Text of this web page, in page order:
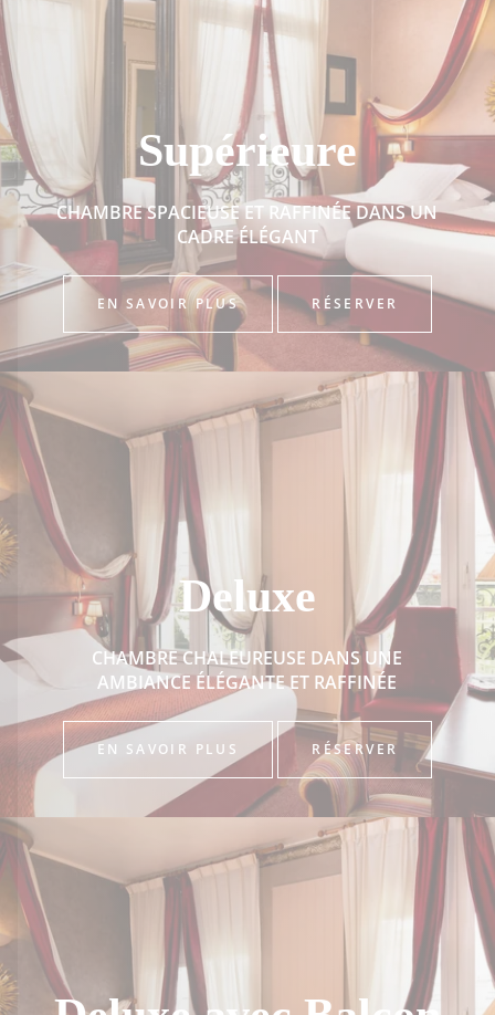
Supérieure
CHAMBRE SPACIEUSE ET RAFFINÉE DANS UN
CADRE ÉLÉGANT
EN SAVOIR PLUS RÉSERVER
Deluxe
CHAMBRE CHALEUREUSE DANS UNE
AMBIANCE ÉLÉGANTE ET RAFFINÉE
EN SAVOIR PLUS RÉSERVER